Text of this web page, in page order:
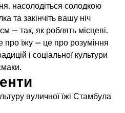
насолодіться солодкою
та закінчіть вашу ніч
— так, як роблять місцеві.
їжу — це про розуміння
і соціальної культури
вуличної їжі Стамбула